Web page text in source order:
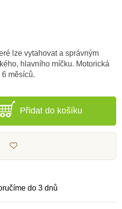
lze vytahovat a správným
hlavního míčku. Motorická
měsíců.
Přidat do košíku
do 3 dnů